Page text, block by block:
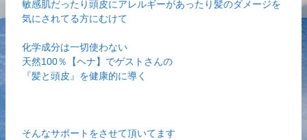
敏感肌だったり頭皮にアレルギーがあったり髪のダメージを
気にされてる方にむけて
化学成分は一切使わない
天然100％【ヘナ】でゲストさんの
『髪と頭皮』を健康的に導く
そんなサポートをさせて頂いてます